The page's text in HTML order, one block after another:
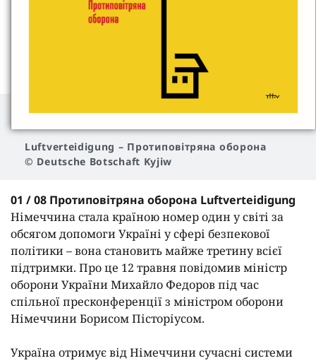
Luftverteidigung – Протиповітряна оборона
© Deutsche Botschaft Kyjiw
01 / 08 Протиповітряна оборона Luftverteidigung
Німеччина стала країною номер один у світі за
обсягом допомоги Україні у сфері безпекової
політики – вона становить майже третину всієї
підтримки. Про це 12 травня повідомив міністр
оборони України Михайло Федоров під час
спільної пресконференції з міністром оборони
Німеччини Борисом Пісторіусом.
Україна отримує від Німеччини сучасні системи